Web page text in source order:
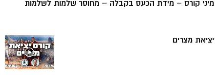
מיני קורס – מידת הכעס בקבלה – מחוסר שלמות לשלמות
יציאת מצרים